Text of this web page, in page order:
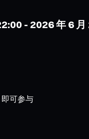
- 2026 年 6
即可参与